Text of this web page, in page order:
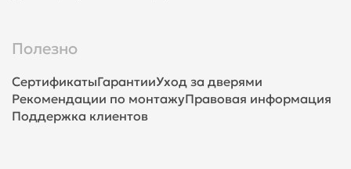
Полезно
СертификатыГарантииУход за дверями
Рекомендации по монтажуПравовая информация
Поддержка клиентов